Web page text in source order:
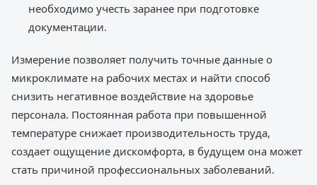
необходимо учесть заранее при подготовке
документации.
Измерение позволяет получить точные данные о
микроклимате на рабочих местах и найти способ
снизить негативное воздействие на здоровье
персонала. Постоянная работа при повышенной
температуре снижает производительность труда,
создает ощущение дискомфорта, в будущем она может
стать причиной профессиональных заболеваний.